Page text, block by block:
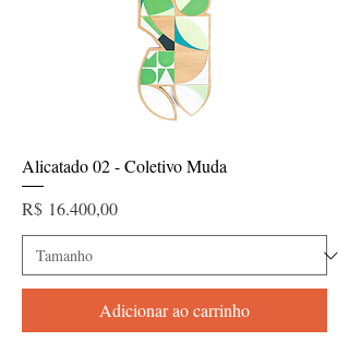
Alicatado 02 - Coletivo Muda
Preço
R$ 16.400,00
Adicionar ao carrinho